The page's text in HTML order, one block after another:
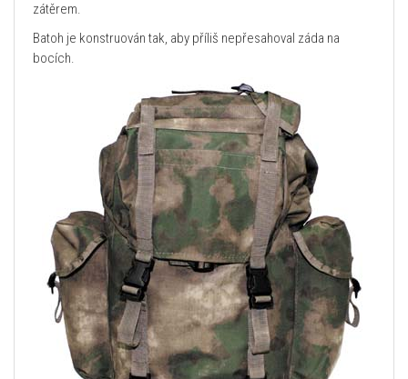
zátěrem.
Batoh je konstruován tak, aby příliš nepřesahoval záda na
bocích.